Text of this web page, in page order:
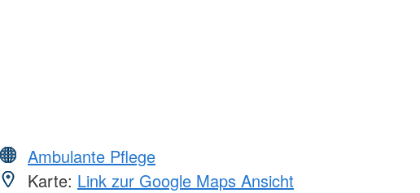
Ambulante Pflege
Karte: Link zur Google Maps Ansicht